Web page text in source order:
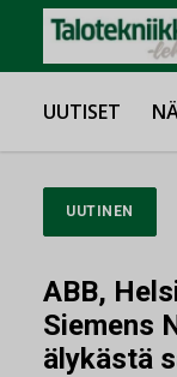
UUTISET
UUTINEN
ABB,
Siemens
älykästä